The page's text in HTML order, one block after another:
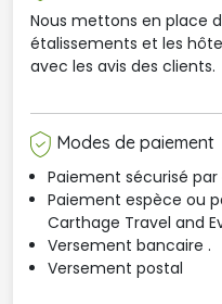
Nous mettons en place
étalissements et les
avec les avis des clients.
Modes de paiement
Paiement sécurisé
Paiement espèce ou
Carthage Travel and
Versement bancaire .
Versement postal